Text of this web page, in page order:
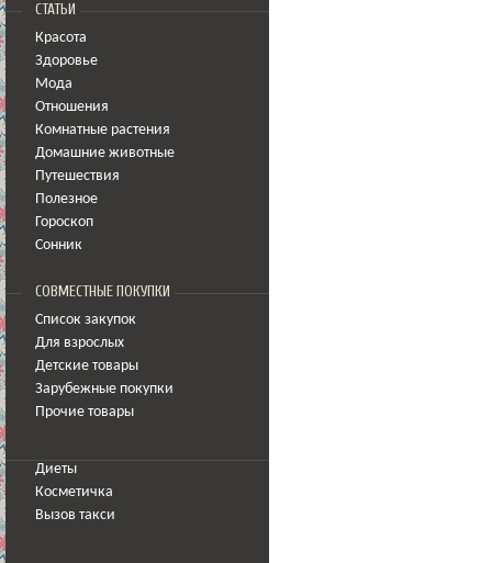
СТАТЬИ
Красота
Здоровье
Мода
Отношения
Комнатные растения
Домашние животные
Путешествия
Полезное
Гороскоп
Сонник
СОВМЕСТНЫЕ ПОКУПКИ
Список закупок
Для взрослых
Детские товары
Зарубежные покупки
Прочие товары
Диеты
Косметичка
Вызов такси